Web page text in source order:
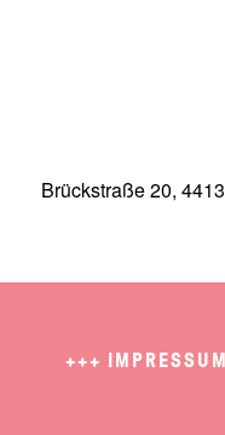
Brückstraße 20,
+++